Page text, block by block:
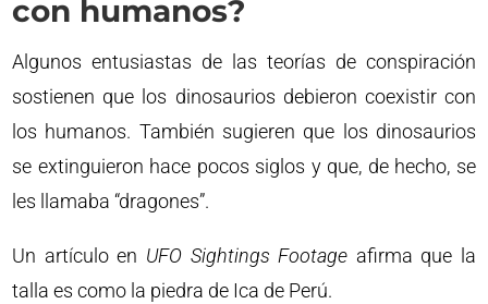
con humanos?
Algunos entusiastas de las teorías de conspiración
sostienen que los dinosaurios debieron coexistir con
los humanos. También sugieren que los dinosaurios
se extinguieron hace pocos siglos y que, de hecho, se
les llamaba “dragones”.
Un artículo en UFO Sightings Footage afirma que la
talla es como la piedra de Ica de Perú.